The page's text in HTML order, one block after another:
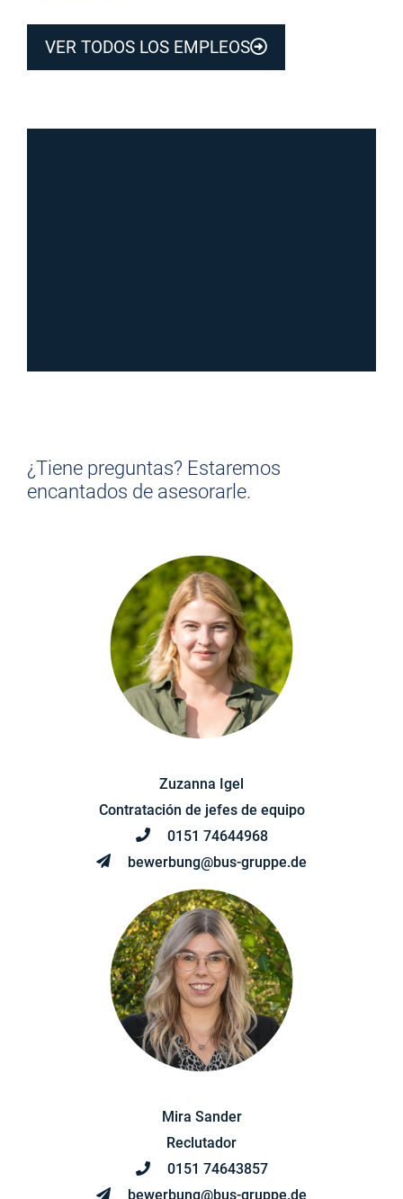
VER TODOS LOS EMPLEOS
> VOLVER A LA DESCRIPCIÓN DEL PUESTO
¿Tiene preguntas? Estaremos
encantados de asesorarle.
Zuzanna Igel
Contratación de jefes de equipo
0151 74644968
bewerbung@bus-gruppe.de
Mira Sander
Reclutador
0151 74643857
bewerbung@bus-gruppe.de